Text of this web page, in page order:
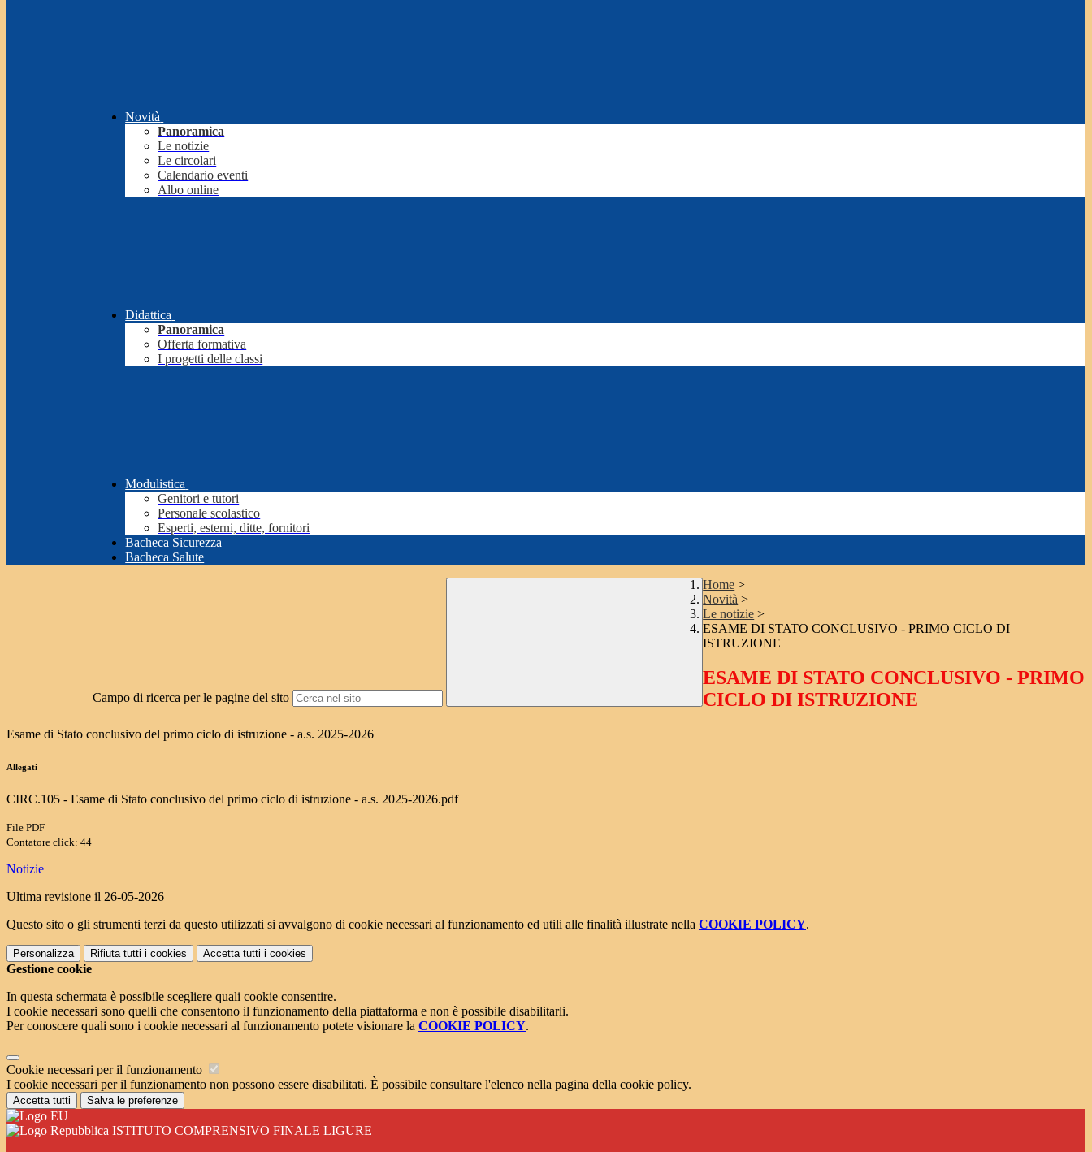
Novità
Panoramica
Le notizie
Le circolari
Calendario eventi
Albo online
Didattica
Panoramica
Offerta formativa
I progetti delle classi
Modulistica
Genitori e tutori
Personale scolastico
Esperti, esterni, ditte, fornitori
Bacheca Sicurezza
Bacheca Salute
Campo di ricerca per le pagine del sito
Home >
Novità >
Le notizie >
ESAME DI STATO CONCLUSIVO - PRIMO CICLO DI
ISTRUZIONE
ESAME DI STATO CONCLUSIVO - PRIMO
CICLO DI ISTRUZIONE
Esame di Stato conclusivo del primo ciclo di istruzione - a.s. 2025-2026
Allegati
CIRC.105 - Esame di Stato conclusivo del primo ciclo di istruzione - a.s. 2025-2026.pdf
File PDF
Contatore click: 44
Notizie
Ultima revisione il 26-05-2026
Questo sito o gli strumenti terzi da questo utilizzati si avvalgono di cookie necessari al funzionamento ed utili alle finalità illustrate nella COOKIE POLICY.
Personalizza Rifiuta tutti i cookies Accetta tutti i cookies
Gestione cookie
In questa schermata è possibile scegliere quali cookie consentire.
I cookie necessari sono quelli che consentono il funzionamento della piattaforma e non è possibile disabilitarli.
Per conoscere quali sono i cookie necessari al funzionamento potete visionare la COOKIE POLICY.
Cookie necessari per il funzionamento
I cookie necessari per il funzionamento non possono essere disabilitati. È possibile consultare l'elenco nella pagina della cookie policy.
Accetta tutti Salva le preferenze
ISTITUTO COMPRENSIVO FINALE LIGURE